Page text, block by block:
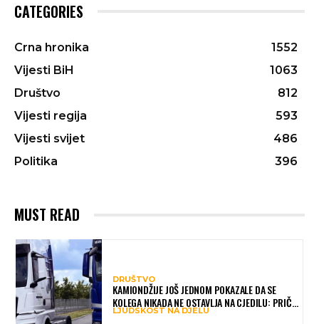
CATEGORIES
Crna hronika
1552
Vijesti BiH
1063
Društvo
812
Vijesti regija
593
Vijesti svijet
486
Politika
396
MUST READ
DRUŠTVO
KAMIONDŽIJE JOŠ JEDNOM POKAZALE DA SE
KOLEGA NIKADA NE OSTAVLJA NA CJEDILU: PRIČA
IZ HAMBURGA DIRNULA MNOGE
LJUDSKOST NA DJELU